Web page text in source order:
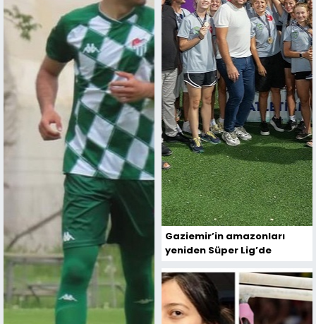
Gaziemir’in amazonları
yeniden Süper Lig’de